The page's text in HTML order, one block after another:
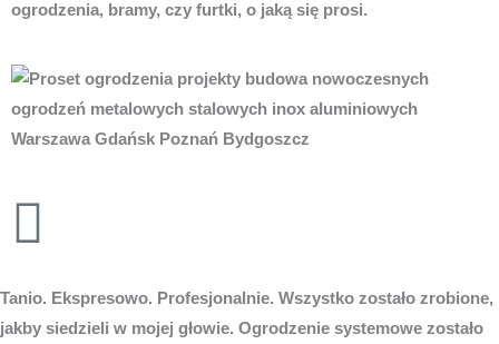
ogrodzenia, bramy, czy furtki, o jaką się prosi.
Tanio. Ekspresowo. Profesjonalnie. Wszystko zostało zrobione,
jakby siedzieli w mojej głowie. Ogrodzenie systemowe zostało